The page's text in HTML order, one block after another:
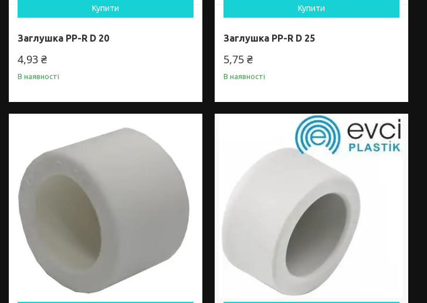
Купити
Заглушка PP-R D 20
4,93 ₴
В наявності
Купити
Заглушка PP-R D 25
5,75 ₴
В наявності